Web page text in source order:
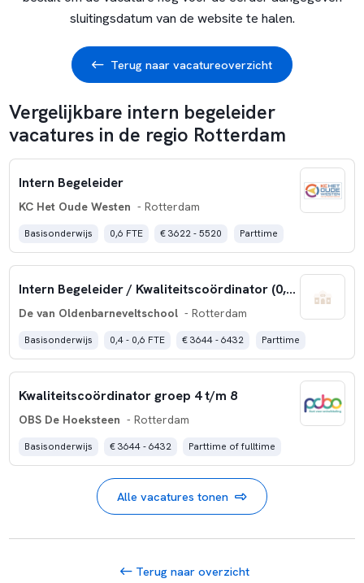
sluitingsdatum van de website te halen.
Terug naar vacatureoverzicht
Vergelijkbare intern begeleider
vacatures in de regio Rotterdam
Intern Begeleider
KC Het Oude Westen - Rotterdam
Basisonderwijs 0,6 FTE € 3622 - 5520 Parttime
Intern Begeleider / Kwaliteitscoördinator (0,4 – 0,6 fte)
De van Oldenbarneveltschool - Rotterdam
Basisonderwijs 0,4 - 0,6 FTE € 3644 - 6432 Parttime
Kwaliteitscoördinator groep 4 t/m 8
OBS De Hoeksteen - Rotterdam
Basisonderwijs € 3644 - 6432 Parttime of fulltime
Alle vacatures tonen
Terug naar overzicht